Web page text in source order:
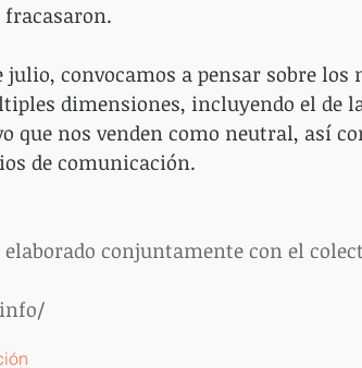
convocamos a pensar sobre los
dimensiones, incluyendo el de
nos venden como neutral, así
de comunicación.
conjuntamente con el